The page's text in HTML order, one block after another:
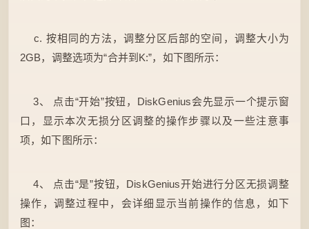
c. 按相同的方法，调整分区后部的空间，调整大小为
2GB，调整选项为“合并到K:”，如下图所示：
3、 点击“开始”按钮，DiskGenius会先显示一个提示窗
口，显示本次无损分区调整的操作步骤以及一些注意事
项，如下图所示：
4、 点击“是”按钮，DiskGenius开始进行分区无损调整
操作，调整过程中，会详细显示当前操作的信息，如下
图：